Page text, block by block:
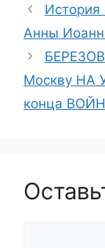
История
Анны
Москву НА
конца